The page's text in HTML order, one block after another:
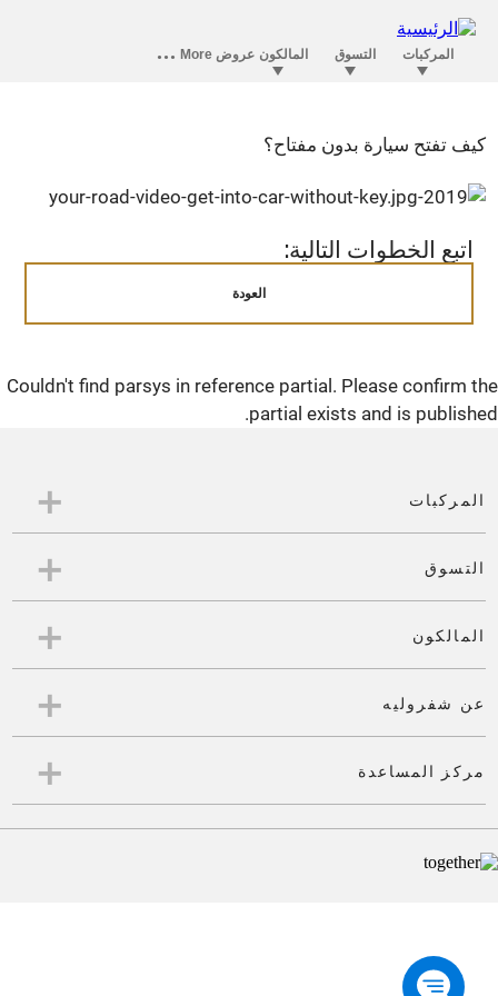
كيف تفتح سيارة بدون مفتاح؟
اتبع الخطوات التالية:
العودة
Couldn't find parsys in reference partial. Please confirm
partial exists and is